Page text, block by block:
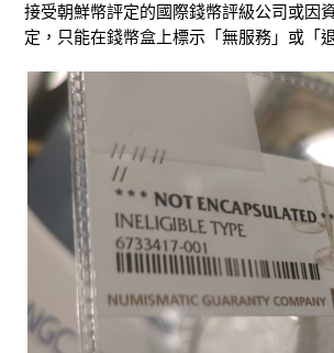
接受朝鮮幣評定的國際錢幣評級公司或因
定，只能在錢幣盒上標示「無服務」或「